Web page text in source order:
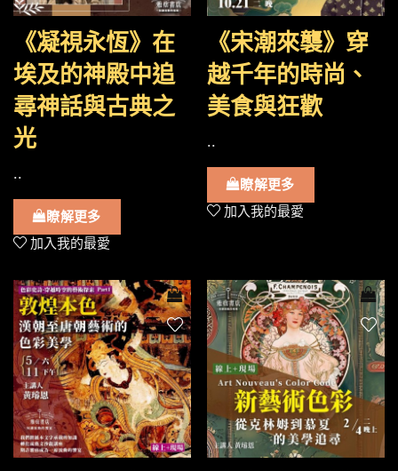
《凝視永恆》在
埃及的神殿中追
尋神話與古典之
光
..
瞭解更多
加入我的最愛
《宋潮來襲》穿
越千年的時尚、
美食與狂歡
..
瞭解更多
加入我的最愛